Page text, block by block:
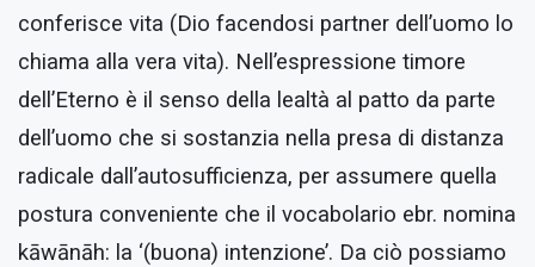
conferisce vita (Dio facendosi partner dell’uomo lo
chiama alla vera vita). Nell’espressione timore
dell’Eterno è il senso della lealtà al patto da parte
dell’uomo che si sostanzia nella presa di distanza
radicale dall’autosufficienza, per assumere quella
postura conveniente che il vocabolario ebr. nomina
kāwānāh: la ‘(buona) intenzione’. Da ciò possiamo